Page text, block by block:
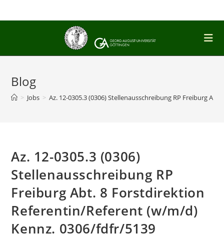
Inhalt
Blog
> Jobs > Az. 12-0305.3 (0306) Stellenausschreibung RP Freiburg
Az. 12-0305.3 (0306)
Stellenausschreibung RP
Freiburg Abt. 8 Forstdirektion
Referentin/Referent (w/m/d)
Kennz. 0306/fdfr/5139